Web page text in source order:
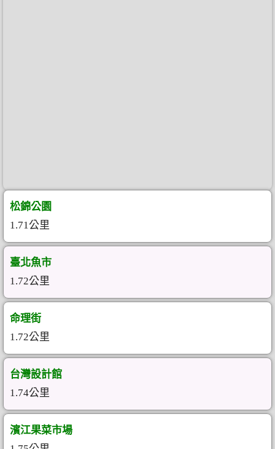
松錦公園
1.71公里
臺北魚市
1.72公里
命理街
1.72公里
台灣設計館
1.74公里
濱江果菜市場